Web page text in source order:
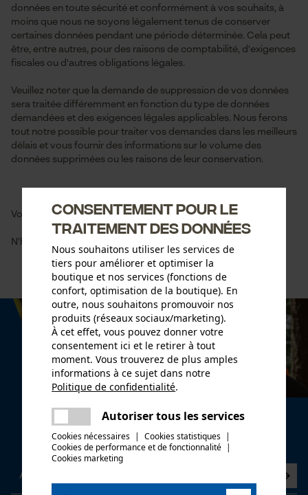
données en toute sécurité et conformément à vos souhaits, à
moins que nous ne soyons légalement tenus de conserver
certaines données pendant une période déterminée. Cela peut
être, entre autres, pour des raisons de comptabilité, d'exigences
fiscales ou d'autres obligations légales.
Veuillez noter que la demande de suppression de vos données
sera traitée différemment en fonction du type de données
demandées et des exigences légales applicables. Nous ferons
tout notre possible pour traiter vos demandes dans les meilleurs
délais et vous fournir des informations sur le volume des
données supprimées ou les raisons de leur conservation.
Vous avez besoin d'une aide supplémentaire ?
N'hésitez pas à nous contacter :
Newsletter
Abonnez-vous maintenant à la newsletter
Consentement pour le
traitement des données
Nous souhaitons utiliser les services de
tiers pour améliorer et optimiser la
boutique et nos services (fonctions de
confort, optimisation de la boutique). En
outre, nous souhaitons promouvoir nos
produits (réseaux sociaux/marketing).
À cet effet, vous pouvez donner votre
consentement ici et le retirer à tout
moment. Vous trouverez de plus amples
informations à ce sujet dans notre
Politique de confidentialité.
Autoriser tous les services
Cookies nécessaires | Cookies statistiques |
Cookies de performance et de fonctionnalité |
Cookies marketing
Une erreur s'est produite. Veuillez
essayer encore.
partager
partager
mail